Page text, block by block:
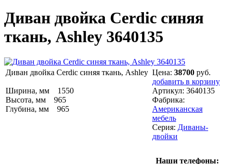
Диван двойка Cerdic синяя
ткань, Ashley 3640135
Диван двойка Cerdic синяя ткань, Ashley
Ширина, мм 1550
Высота, мм 965
Глубина, мм 965
Цена: 38700 руб.
добавить в корзину
Артикул: 3640135
Фабрика:
Американская
мебель
Серия: Диваны-
двойки
Наши телефоны: